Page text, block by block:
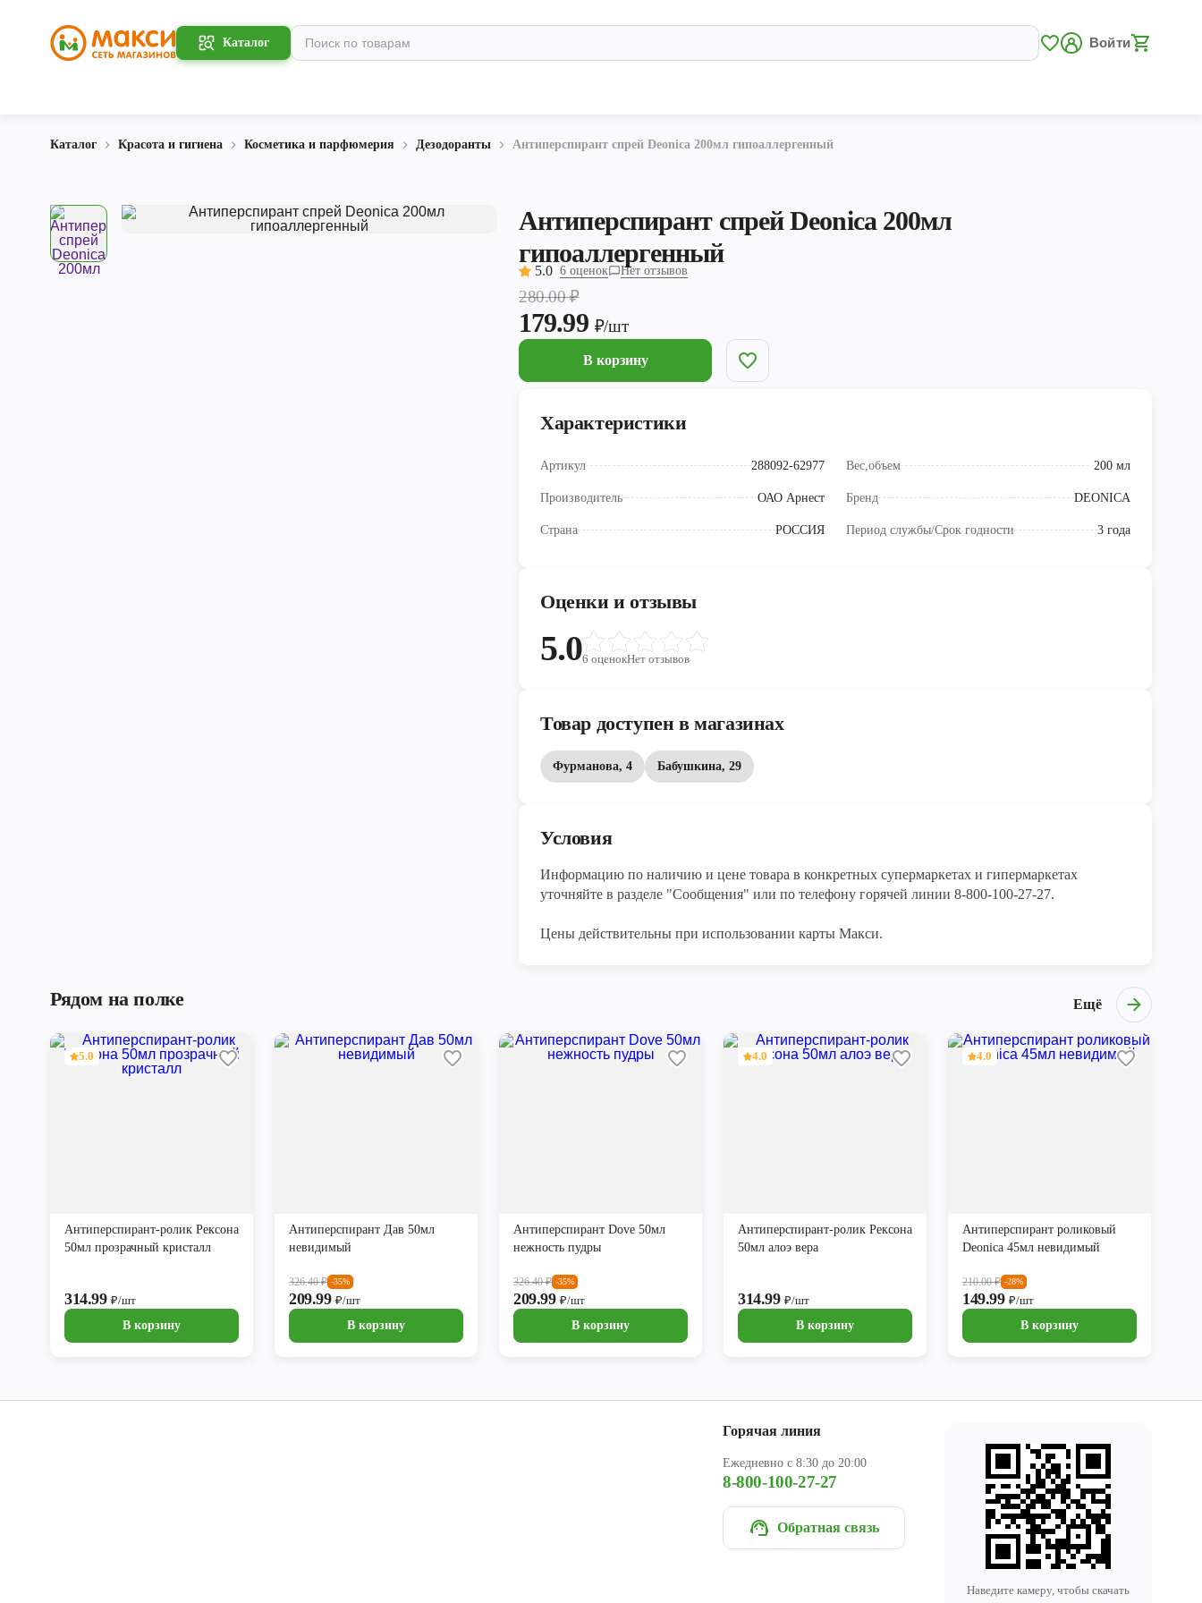
Каталог Войти
Каталог Красота и гигиена Косметика и парфюмерия Дезодоранты Антиперспирант спрей Deonica 200мл гипоаллергенный
Антиперспирант спрей Deonica 200мл
гипоаллергенный
5.0 6 оценок Нет отзывов
280.00₽
179.99 ₽/шт
В корзину
Характеристики
Артикул 288092-62977 Вес,объем 200 мл
Производитель ОАО Арнест Бренд DEONICA
Страна РОССИЯ Период службы/Срок годности 3 года
Оценки и отзывы
5.06 оценокНет отзывов
Товар доступен в магазинах
Фурманова, 4 Бабушкина, 29
Условия
Информацию по наличию и цене товара в конкретных супермаркетах и гипермаркетах
уточняйте в разделе "Сообщения" или по телефону горячей линии 8-800-100-27-27.
Цены действительны при использовании карты Макси.
Рядом на полке Ещё
5.0
Антиперспирант-ролик Рексона
50мл прозрачный кристалл
314.99₽/шт
В корзину
Антиперспирант Дав 50мл
невидимый
326.40₽ -35%
209.99₽/шт
В корзину
Антиперспирант Dove 50мл
нежность пудры
326.40₽ -35%
209.99₽/шт
В корзину
4.0
Антиперспирант-ролик Рексона
50мл алоэ вера
314.99₽/шт
В корзину
4.0
Антиперспирант роликовый
Deonica 45мл невидимый
210.00₽ -28%
149.99₽/шт
В корзину
Горячая линия
Ежедневно с 8:30 до 20:00
8-800-100-27-27
Обратная связь
Наведите камеру, чтобы скачать